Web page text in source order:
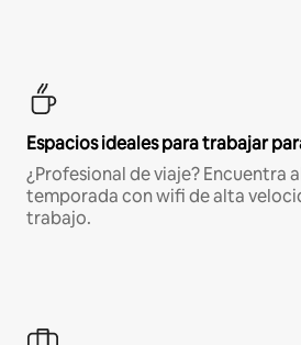
Espacios ideales para trabajar
¿Profesional de viaje? Encuentra
temporada con wifi de alta
trabajo.